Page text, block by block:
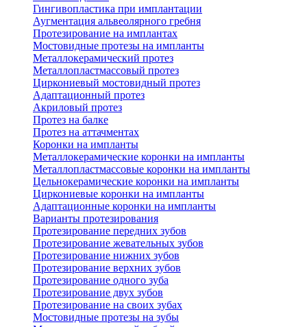
Гингивопластика при имплантации
Аугментация альвеолярного гребня
Протезирование на имплантах
Мостовидные протезы на импланты
Металлокерамический протез
Металлопластмассовый протез
Циркониевый мостовидный протез
Адаптационный протез
Акриловый протез
Протез на балке
Протез на аттачментах
Коронки на импланты
Металлокерамические коронки на импланты
Металлопластмассовые коронки на импланты
Цельнокерамические коронки на импланты
Циркониевые коронки на импланты
Адаптационные коронки на импланты
Варианты протезирования
Протезирование передних зубов
Протезирование жевательных зубов
Протезирование нижних зубов
Протезирование верхних зубов
Протезирование одного зуба
Протезирование двух зубов
Протезирование на своих зубах
Мостовидные протезы на зубы